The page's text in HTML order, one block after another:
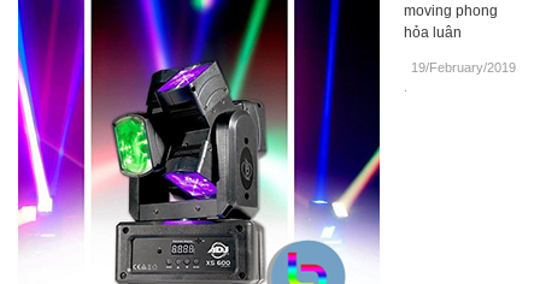
moving phong
hỏa luân
19/February/2019